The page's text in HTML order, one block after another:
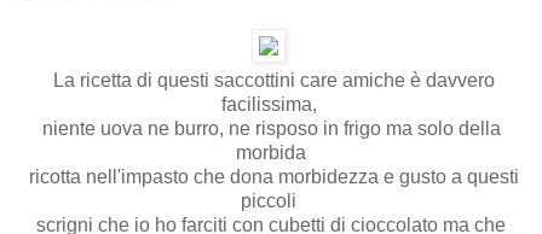
La ricetta di questi saccottini care amiche è davvero
facilissima,
niente uova ne burro, ne risposo in frigo ma solo della
morbida
ricotta nell'impasto che dona morbidezza e gusto a questi
piccoli
scrigni che io ho farciti con cubetti di cioccolato ma che